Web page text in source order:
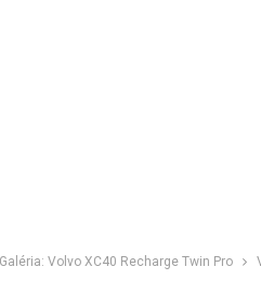
Galéria: Volvo XC40 Recharge Twin Pro